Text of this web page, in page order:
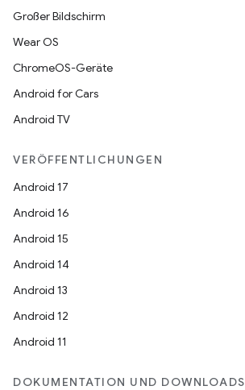
Großer Bildschirm
Wear OS
ChromeOS-Geräte
Android for Cars
Android TV
VERÖFFENTLICHUNGEN
Android 17
Android 16
Android 15
Android 14
Android 13
Android 12
Android 11
DOKUMENTATION UND DOWNLOADS